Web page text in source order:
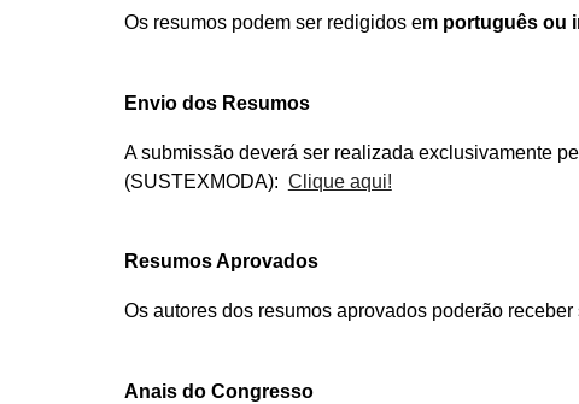
Os resumos podem ser redigidos em português ou
Envio dos Resumos
A submissão deverá ser realizada exclusivamente
(SUSTEXMODA): Clique aqui!
Resumos Aprovados
Os autores dos resumos aprovados poderão
Anais do Congresso